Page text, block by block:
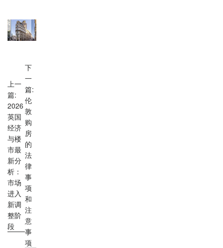
上一
篇:
2026
英国
经济
与楼
市最
新分
析：
市场
进入
新调
整阶
段
下
一
篇:
伦
敦
购
房
的
法
律
事
项
和
注
意
事
项